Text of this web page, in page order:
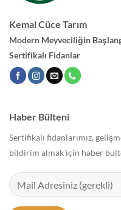
Kemal Cüce Tarım
Modern Meyveciliğin
Sertifikalı Fidanlar
Haber Bülteni
Sertifikalı fidanlarımız,
bildirim almak için haber